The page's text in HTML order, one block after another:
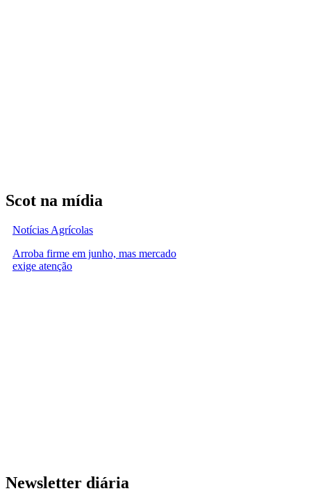
Scot na mídia
Notícias Agrícolas
Arroba firme em junho, mas mercado
exige atenção
Newsletter diária